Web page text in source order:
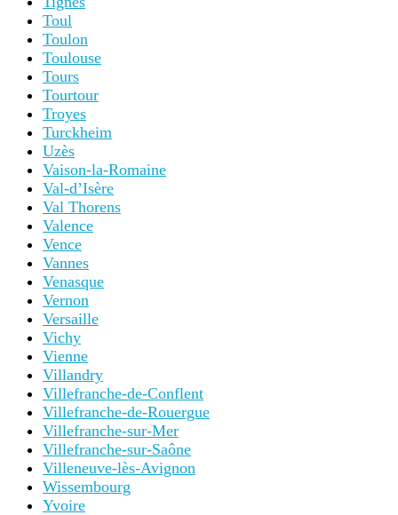
Toul
Toulon
Toulouse
Tours
Tourtour
Troyes
Turckheim
Uzès
Vaison-la-Romaine
Val-d’Isère
Val Thorens
Valence
Vence
Vannes
Venasque
Vernon
Versaille
Vichy
Vienne
Villandry
Villefranche-de-Conflent
Villefranche-de-Rouergue
Villefranche-sur-Mer
Villefranche-sur-Saône
Villeneuve-lès-Avignon
Wissembourg
Yvoire